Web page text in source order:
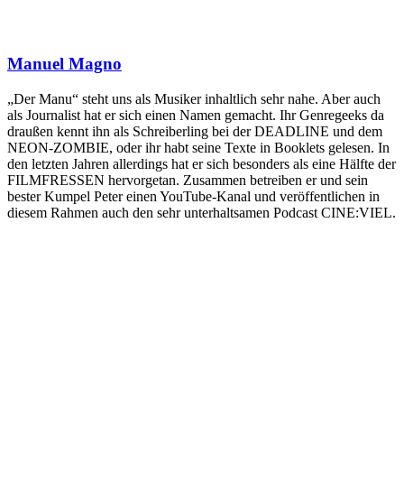
Manuel Magno
„Der Manu“ steht uns als Musiker inhaltlich sehr nahe. Aber auch
als Journalist hat er sich einen Namen gemacht. Ihr Genregeeks da
draußen kennt ihn als Schreiberling bei der DEADLINE und dem
NEON-ZOMBIE, oder ihr habt seine Texte in Booklets gelesen. In
den letzten Jahren allerdings hat er sich besonders als eine Hälfte der
FILMFRESSEN hervorgetan. Zusammen betreiben er und sein
bester Kumpel Peter einen YouTube-Kanal und veröffentlichen in
diesem Rahmen auch den sehr unterhaltsamen Podcast CINE:VIEL.